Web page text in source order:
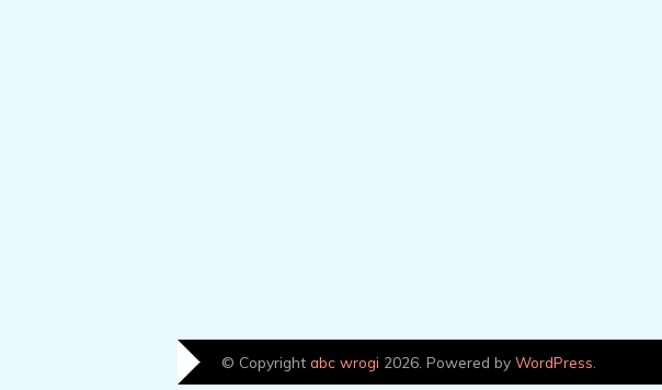
© Copyright abc wrogi 2026. Powered by WordPress